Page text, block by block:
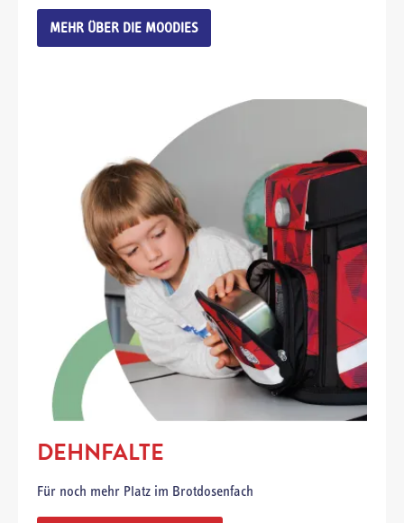
MEHR ÜBER DIE MOODIES
DEHNFALTE
Für noch mehr Platz im Brotdosenfach